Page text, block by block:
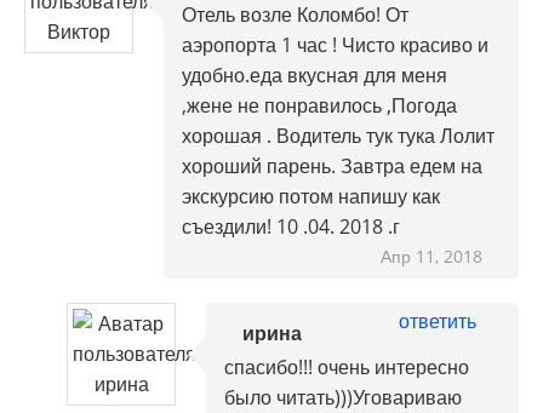
Отель возле Коломбо! От
аэропорта 1 час ! Чисто красиво и
удобно.еда вкусная для меня
,жене не понравилось ,Погода
хорошая . Водитель тук тука Лолит
хороший парень. Завтра едем на
экскурсию потом напишу как
съездили! 10 .04. 2018 .г
Апр 11, 2018
ирина
ответить
спасибо!!! очень интересно
было читать)))Уговариваю